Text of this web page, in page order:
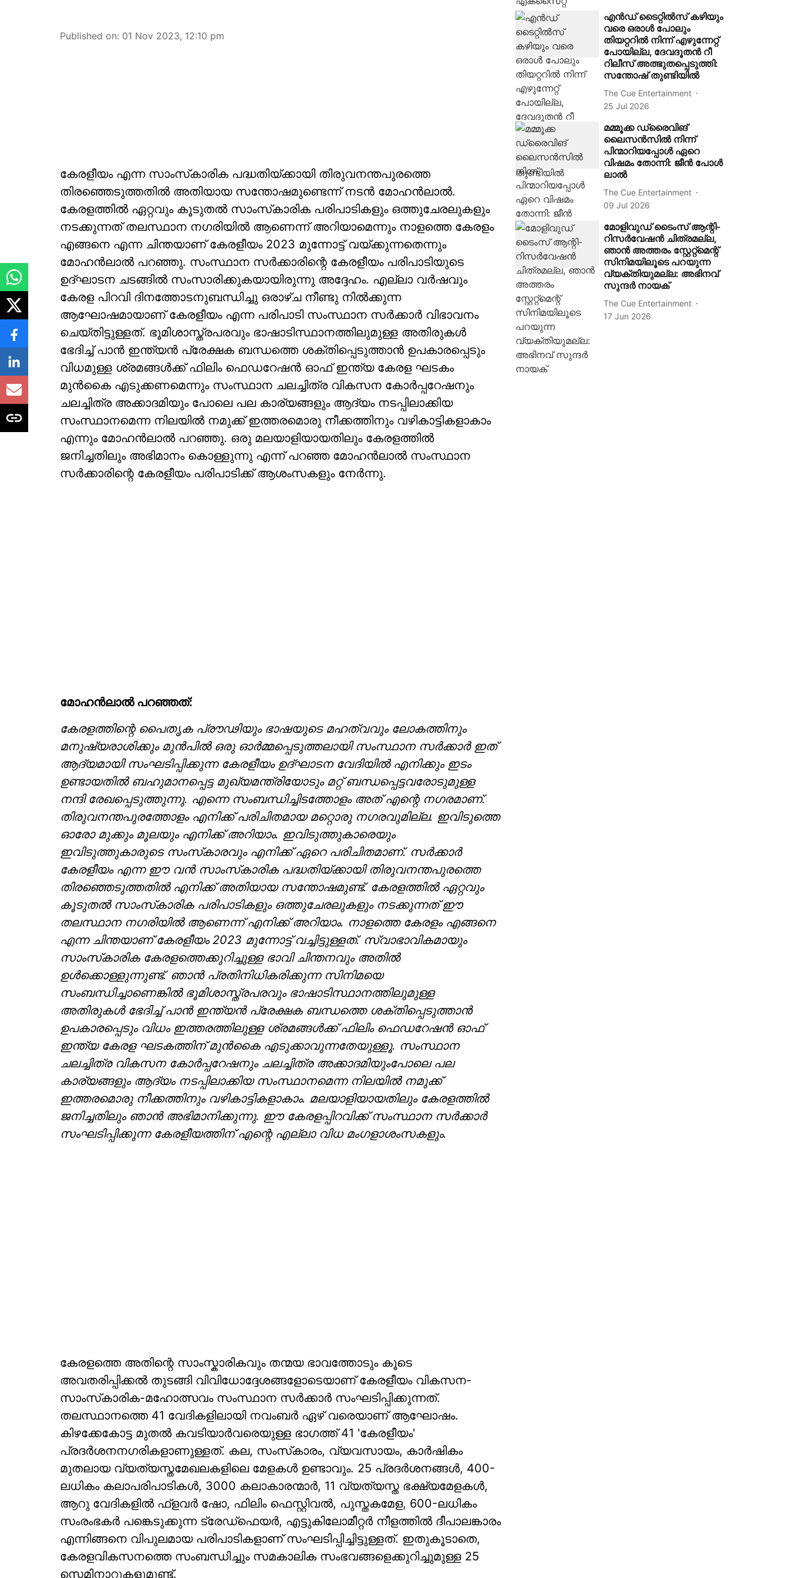
Published on: 01 Nov 2023, 12:10 pm
കേരളീയം എന്ന സാംസ്‌കാരിക പദ്ധതിയ്ക്കായി തിരുവനന്തപുരത്തെ
തിരഞ്ഞെടുത്തതില്‍ അതിയായ സന്തോഷമുണ്ടെന്ന് നടൻ മോഹൻലാൽ.
കേരളത്തില്‍ ഏറ്റവും കൂടുതല്‍ സാംസ്‌കാരിക പരിപാടികളും ഒത്തുചേരലുകളും
നടക്കുന്നത് തലസ്ഥാന നഗരിയില്‍ ആണെന്ന് അറിയാമെന്നും നാളത്തെ കേരളം
എങ്ങനെ എന്ന ചിന്തയാണ് കേരളീയം 2023 മുന്നോട്ട് വയ്ക്കുന്നതെന്നും
മോഹൻലാൽ പറഞ്ഞു. സംസ്ഥാന സർക്കാരിന്റെ കേരളീയം പരിപാടിയുടെ
ഉദ്ഘാടന ചടങ്ങിൽ സംസാരിക്കുകയായിരുന്നു അദ്ദേഹം. എല്ലാ വർഷവും
കേരള പിറവി ദിനത്തോടനുബന്ധിച്ചു ഒരാഴ്ച നീണ്ടു നിൽക്കുന്ന
ആഘോഷമായാണ് കേരളീയം എന്ന പരിപാടി സംസ്ഥാന സർക്കാർ വിഭാവനം
ചെയ്തിട്ടുള്ളത്. ഭൂമിശാസ്ത്രപരവും ഭാഷാടിസ്ഥാനത്തിലുമുള്ള അതിരുകള്‍
ഭേദിച്ച് പാന്‍ ഇന്ത്യന്‍ പ്രേക്ഷക ബന്ധത്തെ ശക്തിപ്പെടുത്താൻ ഉപകാരപ്പെടും
വിധമുള്ള ശ്രമങ്ങൾക്ക് ഫിലിം ഫെഡറേഷന്‍ ഓഫ് ഇന്ത്യ കേരള ഘടകം
മുന്‍കൈ എടുക്കണമെന്നും സംസ്ഥാന ചലച്ചിത്ര വികസന കോര്‍പ്പറേഷനും
ചലച്ചിത്ര അക്കാദമിയും പോലെ പല കാര്യങ്ങളും ആദ്യം നടപ്പിലാക്കിയ
സംസ്ഥാനമെന്ന നിലയില്‍ നമുക്ക് ഇത്തരമൊരു നീക്കത്തിനും വഴികാട്ടികളാകാം
എന്നും മോഹൻലാൽ പറഞ്ഞു. ഒരു മലയാളിയായതിലും കേരളത്തിൽ
ജനിച്ചതിലും അഭിമാനം കൊള്ളുന്നു എന്ന് പറഞ്ഞ മോഹൻലാൽ സംസ്ഥാന
സർക്കാരിന്റെ കേരളീയം പരിപാടിക്ക് ആശംസകളും നേർന്നു.
മോഹൻലാൽ പറഞ്ഞത്:
കേരളത്തിന്റെ പൈതൃക പ്രൗഢിയും ഭാഷയുടെ മഹത്വവും ലോകത്തിനും
മനുഷ്യരാശിക്കും മുന്‍പില്‍ ഒരു ഓര്‍മ്മപ്പെടുത്തലായി സംസ്ഥാന സര്‍ക്കാര്‍ ഇത്
ആദ്യമായി സംഘടിപ്പിക്കുന്ന കേരളീയം ഉദ്ഘാടന വേദിയില്‍ എനിക്കും ഇടം
ഉണ്ടായതില്‍ ബഹുമാനപ്പെട്ട മുഖ്യമന്ത്രിയോടും മറ്റ് ബന്ധപ്പെട്ടവരോടുമുള്ള
നന്ദി രേഖപ്പെടുത്തുന്നു. എന്നെ സംബന്ധിച്ചിടത്തോളം അത് എന്റെ ന​ഗരമാണ്.
തിരുവനന്തപുരത്തോളം എനിക്ക് പരിചിതമായ മറ്റൊരു നഗരവുമില്ല. ഇവിടുത്തെ
ഓരോ മുക്കും മൂലയും എനിക്ക് അറിയാം. ഇവിടുത്തുകാരെയും
ഇവിടുത്തുകാരുടെ സംസ്‌കാരവും എനിക്ക് ഏറെ പരിചിതമാണ്. സര്‍ക്കാര്‍
കേരളീയം എന്ന ഈ വന്‍ സാംസ്‌കാരിക പദ്ധതിയ്ക്കായി തിരുവനന്തപുരത്തെ
തിരഞ്ഞെടുത്തതില്‍ എനിക്ക് അതിയായ സന്തോഷമുണ്ട്. കേരളത്തില്‍ ഏറ്റവും
കൂടുതല്‍ സാംസ്‌കാരിക പരിപാടികളും ഒത്തുചേരലുകളും നടക്കുന്നത് ഈ
തലസ്ഥാന നഗരിയില്‍ ആണെന്ന് എനിക്ക് അറിയാം. നാളത്തെ കേരളം എങ്ങനെ
എന്ന ചിന്തയാണ് കേരളീയം 2023 മുന്നോട്ട് വച്ചിട്ടുള്ളത്. സ്വാഭാവികമായും
സാംസ്‌കാരിക കേരളത്തെക്കുറിച്ചുള്ള ഭാവി ചിന്തനവും അതില്‍
ഉള്‍ക്കൊള്ളുന്നുണ്ട്. ഞാന്‍ പ്രതിനിധികരിക്കുന്ന സിനിമയെ
സംബന്ധിച്ചാണെങ്കില്‍ ഭൂമിശാസ്ത്രപരവും ഭാഷാടിസ്ഥാനത്തിലുമുള്ള
അതിരുകള്‍ ഭേദിച്ച് പാന്‍ ഇന്ത്യന്‍ പ്രേക്ഷക ബന്ധത്തെ ശക്തിപ്പെടുത്താൻ
ഉപകാരപ്പെടും വിധം ഇത്തരത്തിലുള്ള ശ്രമങ്ങൾക്ക് ഫിലിം ഫെഡറേഷന്‍ ഓഫ്
ഇന്ത്യ കേരള ഘടകത്തിന് മുന്‍കൈ എടുക്കാവുന്നതേയുള്ളൂ. സംസ്ഥാന
ചലച്ചിത്ര വികസന കോര്‍പ്പറേഷനും ചലച്ചിത്ര അക്കാദമിയുംപോലെ പല
കാര്യങ്ങളും ആദ്യം നടപ്പിലാക്കിയ സംസ്ഥാനമെന്ന നിലയില്‍ നമുക്ക്
ഇത്തരമൊരു നീക്കത്തിനും വഴികാട്ടികളാകാം. മലയാളിയായതിലും കേരളത്തില്‍
ജനിച്ചതിലും ഞാൻ അഭിമാനിക്കുന്നു. ഈ കേരളപ്പിറവിക്ക് സംസ്ഥാന സർക്കാർ
സംഘടിപ്പിക്കുന്ന കേരളീയത്തിന് എന്റെ എല്ലാ വിധ മം​ഗളാശംസകളും.
കേരളത്തെ അതിന്റെ സാംസ്കാരികവും തന്മയ ഭാവത്തോടും കൂടെ
അവതരിപ്പിക്കൽ തുടങ്ങി വിവിധോദ്ദേശങ്ങളോടെയാണ് കേരളീയം വികസന-
സാംസ്‌കാരിക-മഹോത്സവം സംസ്ഥാന സർക്കാർ സംഘടിപ്പിക്കുന്നത്.
തലസ്ഥാനത്തെ 41 വേദികളിലായി നവംബര്‍ ഏഴ് വരെയാണ് ആഘോഷം.
കിഴക്കേകോട്ട മുതല്‍ കവടിയാര്‍വരെയുള്ള ഭാഗത്ത് 41 'കേരളീയം'
പ്രദര്‍ശനനഗരികളാണുള്ളത്. കല, സംസ്‌കാരം, വ്യവസായം, കാര്‍ഷികം
മുതലായ വ്യത്യസ്തമേഖലകളിലെ മേളകള്‍ ഉണ്ടാവും. 25 പ്രദര്‍ശനങ്ങള്‍, 400-
ലധികം കലാപരിപാടികള്‍, 3000 കലാകാരന്മാര്‍, 11 വ്യത്യസ്ത ഭക്ഷ്യമേളകള്‍,
ആറു വേദികളില്‍ ഫ്‌ളവര്‍ ഷോ, ഫിലിം ഫെസ്റ്റിവല്‍, പുസ്തകമേള, 600-ലധികം
സംരംഭകര്‍ പങ്കെടുക്കുന്ന ട്രേഡ്‌ഫെയര്‍, എട്ടുകിലോമീറ്റര്‍ നീളത്തില്‍ ദീപാലങ്കാരം
എന്നിങ്ങനെ വിപുലമായ പരിപാടികളാണ് സംഘടിപ്പിച്ചിട്ടുള്ളത്. ഇതുകൂടാതെ,
കേരളവികസനത്തെ സംബന്ധിച്ചും സമകാലിക സംഭവങ്ങളെക്കുറിച്ചുമുള്ള 25
സെമിനാറുകളുമുണ്ട്.
എൻഡ് ടൈറ്റിൽസ് കഴിയും
വരെ ഒരാൾ പോലും
തിയറ്ററിൽ നിന്ന് എഴുന്നേറ്റ്
പോയില്ല, ദേവദൂതൻ റീ
റിലീസ് അത്ഭുതപ്പെടുത്തി:
സന്തോഷ് തുണ്ടിയിൽ
The Cue Entertainment
25 Jul 2026
മമ്മൂക്ക ഡ്രൈവിങ്
ലൈസൻസിൽ നിന്ന്
പിന്മാറിയപ്പോൾ ഏറെ
വിഷമം തോന്നി: ജീൻ പോൾ
ലാൽ
The Cue Entertainment
09 Jul 2026
മോളിവുഡ് ടൈംസ് ആന്റി-
റിസർവേഷൻ ചിത്രമല്ല,
ഞാൻ അത്തരം സ്റ്റേറ്റ്മെന്റ്
സിനിമയിലൂടെ പറയുന്ന
വ്യക്തിയുമല്ല: അഭിനവ്
സുന്ദർ നായക്
The Cue Entertainment
17 Jun 2026